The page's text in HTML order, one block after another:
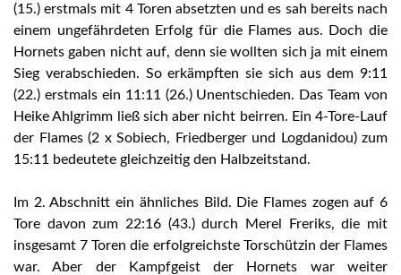
(15.) erstmals mit 4 Toren absetzten und es sah bereits nach
einem ungefährdeten Erfolg für die Flames aus. Doch die
Hornets gaben nicht auf, denn sie wollten sich ja mit einem
Sieg verabschieden. So erkämpften sie sich aus dem 9:11
(22.) erstmals ein 11:11 (26.) Unentschieden. Das Team von
Heike Ahlgrimm ließ sich aber nicht beirren. Ein 4-Tore-Lauf
der Flames (2 x Sobiech, Friedberger und Logdanidou) zum
15:11 bedeutete gleichzeitig den Halbzeitstand.
Im 2. Abschnitt ein ähnliches Bild. Die Flames zogen auf 6
Tore davon zum 22:16 (43.) durch Merel Freriks, die mit
insgesamt 7 Toren die erfolgreichste Torschützin der Flames
war. Aber der Kampfgeist der Hornets war weiter